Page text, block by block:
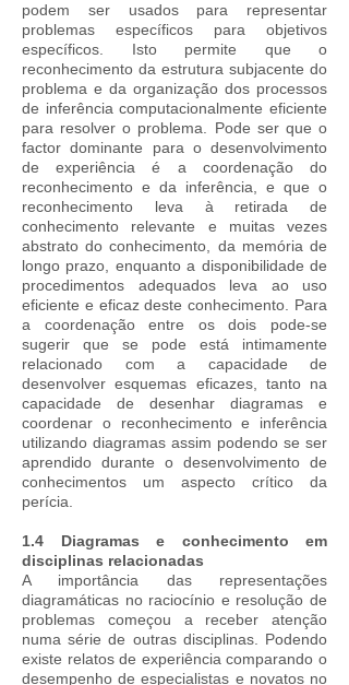
podem ser usados ​​para representar
problemas específicos para objetivos
específicos. Isto permite que o
reconhecimento da estrutura subjacente do
problema e da organização dos processos
de inferência computacionalmente eficiente
para resolver o problema. Pode ser que o
factor dominante para o desenvolvimento
de experiência é a coordenação do
reconhecimento e da inferência, e que o
reconhecimento leva à retirada de
conhecimento relevante e muitas vezes
abstrato do conhecimento, da memória de
longo prazo, enquanto a disponibilidade de
procedimentos adequados leva ao uso
eficiente e eficaz deste conhecimento. Para
a coordenação entre os dois pode-se
sugerir que se pode está intimamente
relacionado com a capacidade de
desenvolver esquemas eficazes, tanto na
capacidade de desenhar diagramas e
coordenar o reconhecimento e inferência
utilizando diagramas assim podendo se ser
aprendido durante o desenvolvimento de
conhecimentos um aspecto crítico da
perícia.
1.4 Diagramas e conhecimento em
disciplinas relacionadas
A importância das representações
diagramáticas no raciocínio e resolução de
problemas começou a receber atenção
numa série de outras disciplinas. Podendo
existe relatos de experiência comparando o
desempenho de especialistas e novatos no